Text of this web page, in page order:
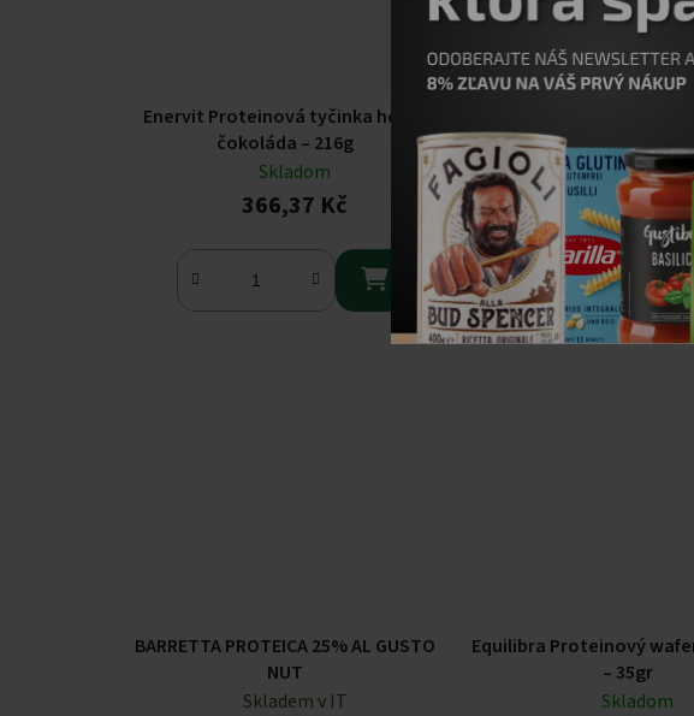
Enervit Proteinová tyčinka hořká
čokoláda – 216g
Skladom
366,37 Kč

Skladem v IT
79,11 Kč
BARRETTA PROTEICA 25% AL GUSTO
NUT
Skladem v IT
Equilibra Proteinový
– 35gr
Skladom